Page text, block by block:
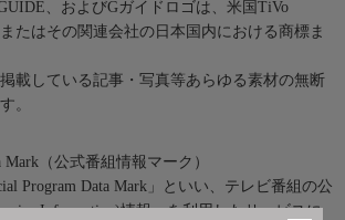
、およびGガイドロゴは、米国TiVo
たはその関連会社の日本国内における商標ま
載している記事・写真等あらゆる素材の無断
。
（公式番組情報マーク）
Program Data Mark」といい、テレビ番組の公
Information)情報」を利用したサービスに